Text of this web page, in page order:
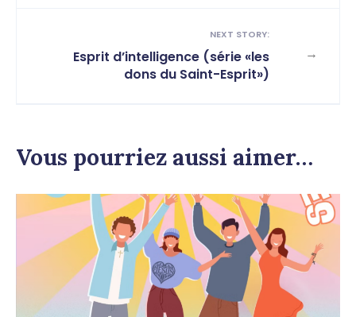
→
NEXT STORY:
Esprit d’intelligence (série «les
dons du Saint-Esprit»)
Vous pourriez aussi aimer…